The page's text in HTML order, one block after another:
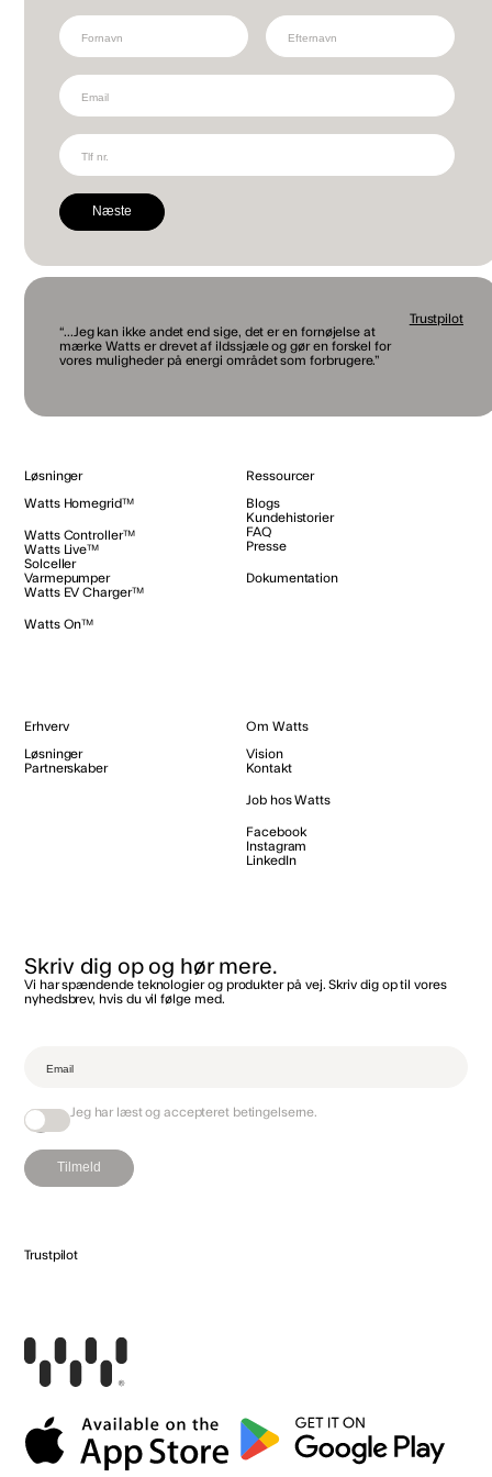
solcelleanlæg uden at skulle svare afgift af egetforbruget af
solcelleproduktionen. Lovmæssigt ses dette som en ”støtteordning”,
selvom det reelt ikke er nogen direkte statsstøtte.
til etablering af solcelleanlægget. VE-støtten ændrer karakter og indhold
fra pulje til pulje. Oftest skal virksomheden kunne dokumentere omstilling
af produktion fra fossil brændsel til CO2 venlig energi. Der findes
mod betaling.
Næste
“...Jeg kan ikke andet end sige, det er en fornøjelse at
mærke Watts er drevet af ildssjæle og gør en forskel for
vores muligheder på energi området som forbrugere.”
Trustpilot
Løsninger
Watts Homegrid™
Watts Controller™
Watts Live™
Solceller
Varmepumper
Watts EV Charger™
Watts On™
Ressourcer
Blogs
Kundehistorier
FAQ
Presse
Dokumentation
Erhverv
Løsninger
Partnerskaber
Om Watts
Vision
Kontakt
Job hos Watts
Facebook
Instagram
LinkedIn
Skriv dig op og hør mere.
Vi har spændende teknologier og produkter på vej. Skriv dig op til vores
nyhedsbrev, hvis du vil følge med.‌
Jeg har læst og accepteret betingelserne.
Tilmeld
Trustpilot